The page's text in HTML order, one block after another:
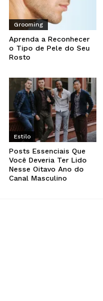
Grooming
Aprenda a Reconhecer
o Tipo de Pele do Seu
Rosto
Estilo
Posts Essenciais Que
Você Deveria Ter Lido
Nesse Oitavo Ano do
Canal Masculino